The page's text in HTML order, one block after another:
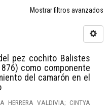
Mostrar filtros avanzados
pez cochito Balistes
como componente
del camarón en el
HERRERA VALDIVIA; CINTYA